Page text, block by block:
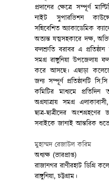
প্রদানের ক্ষেত্রে সম্পূর্ণ
নাইট সুপারভিশন
সন্নিবেশিত অ্যাকাডেমিক
অত্যন্ত যত্মসহকারে দক্ষ,
ফলশ্রুতি বরাবর এ প্রতিষ্ঠান
সমগ্র রাঙ্গুনিয়া উপজেলায়
করে আসছে। এছাড়া
জন্য সম্পূর্ণ প্রতিষ্ঠানটি
কমিটির মাধ্যমে
অগ্রযাত্রায় সমগ্র
ছাত্র-ছাত্রীদের
সবাইকে জানাই আন্তরিক
মুহাম্মদ রেজাউল করিম
অধ্যক্ষ (ভারপ্রাপ্ত)
রাজানগর রাণীরহাট ডিগ্রি
রাঙ্গুনিয়া, চট্টগ্রাম।